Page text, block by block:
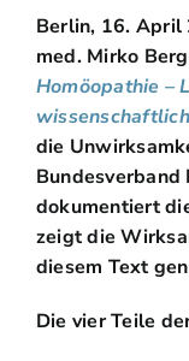
Berlin, 16. April
med. Mirko
Homöopathie –
die
dokumentiert
zeigt die
diesem Text
Die vier Teile